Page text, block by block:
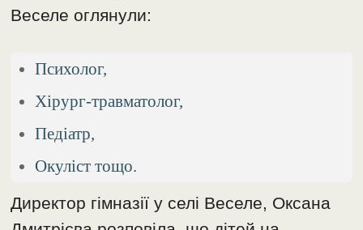
Веселе оглянули:
Психолог,
Хірург-травматолог,
Педіатр,
Окуліст тощо.
Директор гімназії у селі Веселе, Оксана